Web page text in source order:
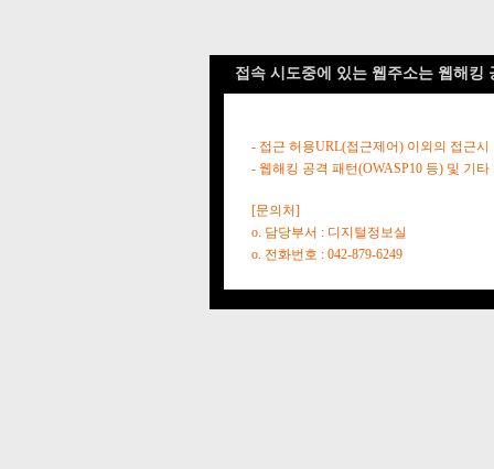
접속 시도중에 있는 웹주소는 웹해킹
- 접근 허용URL(접근제어) 이외의 접근시
- 웹해킹 공격 패턴(OWASP10 등) 및 기
[문의처]
o. 담당부서 : 디지털정보실
o. 전화번호 : 042-879-6249